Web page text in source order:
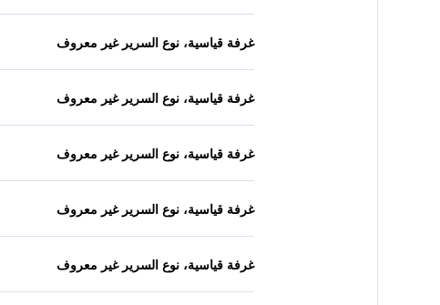
غرفة قياسية، نوع السرير غير معروف
غرفة قياسية، نوع السرير غير معروف
غرفة قياسية، نوع السرير غير معروف
غرفة قياسية، نوع السرير غير معروف
غرفة قياسية، نوع السرير غير معروف